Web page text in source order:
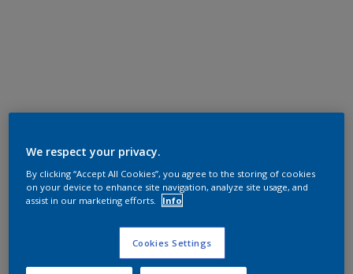
We respect your privacy.
By clicking “Accept All Cookies”, you agree to the storing of cookies
on your device to enhance site navigation, analyze site usage, and
assist in our marketing efforts.
Info
Cookies Settings